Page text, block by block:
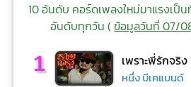
10 อันดับ คอร์ดเพลงใหม่มาแรงเป็
อันดับทุกวัน (ข้อมูลวันที่ 07/
1 เพราะพี่รักจริง
หนึ่ง บีเคแบนด์